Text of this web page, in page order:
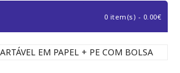
0 item(s) - 0.00€